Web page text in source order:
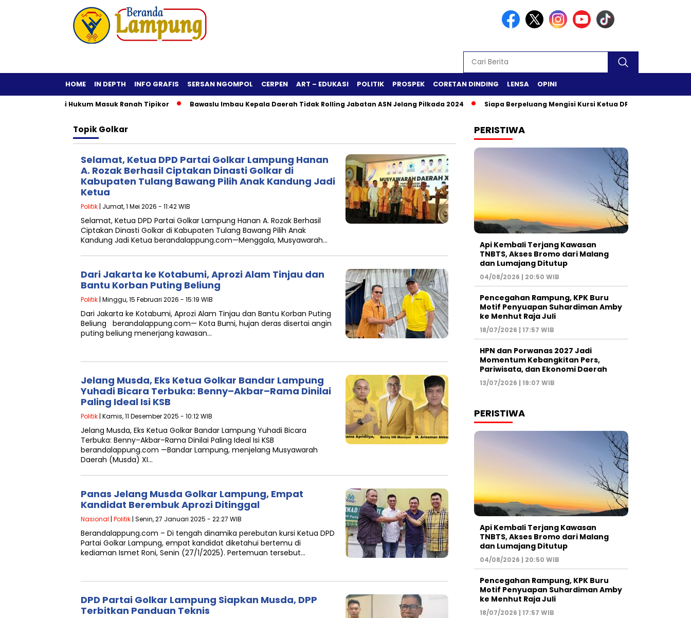
HOME IN DEPTH INFO GRAFIS SERSAN NGOMPOL CERPEN ART – EDUKASI POLITIK PROSPEK CORETAN DINDING LENSA OPINI
Praktisi Hukum Masuk Ranah Tipikor Bawaslu Imbau Kepala Daerah Tidak Rolling Jabatan ASN Jelang Pilkada 2024 Siapa Berpeluang Mengisi Kursi Ketua DPR RI?
TopikGolkar
Selamat, Ketua DPD Partai Golkar Lampung Hanan
A. Rozak Berhasil Ciptakan Dinasti Golkar di
Kabupaten Tulang Bawang Pilih Anak Kandung Jadi
Ketua
Politik | Jumat, 1 Mei 2026 - 11:42 WIB
Selamat, Ketua DPD Partai Golkar Lampung Hanan A. Rozak Berhasil
Ciptakan Dinasti Golkar di Kabupaten Tulang Bawang Pilih Anak
Kandung Jadi Ketua berandalappung.com—Menggala, Musyawarah…
Dari Jakarta ke Kotabumi, Aprozi Alam Tinjau dan
Bantu Korban Puting Beliung
Politik | Minggu, 15 Februari 2026 - 15:19 WIB
Dari Jakarta ke Kotabumi, Aprozi Alam Tinjau dan Bantu Korban Puting
Beliung berandalappung.com— Kota Bumi, hujan deras disertai angin
puting beliung menerjang kawasan…
Jelang Musda, Eks Ketua Golkar Bandar Lampung
Yuhadi Bicara Terbuka: Benny–Akbar–Rama Dinilai
Paling Ideal Isi KSB
Politik | Kamis, 11 Desember 2025 - 10:12 WIB
Jelang Musda, Eks Ketua Golkar Bandar Lampung Yuhadi Bicara
Terbuka: Benny–Akbar–Rama Dinilai Paling Ideal Isi KSB
berandalappung.com —Bandar Lampung, menjelang Musyawarah
Daerah (Musda) XI…
Panas Jelang Musda Golkar Lampung, Empat
Kandidat Berembuk Aprozi Ditinggal
Nasional | Politik | Senin, 27 Januari 2025 - 22:27 WIB
Berandalappung.com – Di tengah dinamika perebutan kursi Ketua DPD
Partai Golkar Lampung, empat kandidat diketahui bertemu di
kediaman Ismet Roni, Senin (27/1/2025). Pertemuan tersebut…
DPD Partai Golkar Lampung Siapkan Musda, DPP
Terbitkan Panduan Teknis
PERISTIWA
Api Kembali Terjang Kawasan
TNBTS, Akses Bromo dari Malang
dan Lumajang Ditutup
04/08/2026 | 20:50 WIB
Pencegahan Rampung, KPK Buru
Motif Penyuapan Suhardiman Amby
ke Menhut Raja Juli
18/07/2026 | 17:57 WIB
HPN dan Porwanas 2027 Jadi
Momentum Kebangkitan Pers,
Pariwisata, dan Ekonomi Daerah
13/07/2026 | 19:07 WIB
PERISTIWA
Api Kembali Terjang Kawasan
TNBTS, Akses Bromo dari Malang
dan Lumajang Ditutup
04/08/2026 | 20:50 WIB
Pencegahan Rampung, KPK Buru
Motif Penyuapan Suhardiman Amby
ke Menhut Raja Juli
18/07/2026 | 17:57 WIB